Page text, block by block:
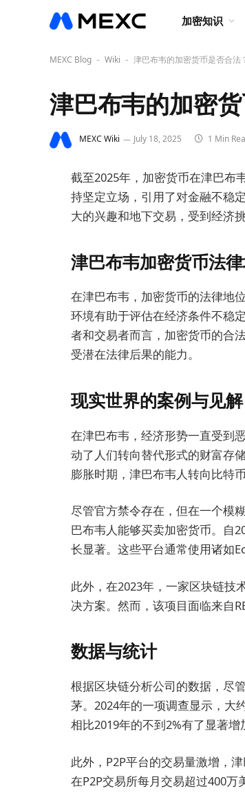
加密知识
MEXC Blog - Wiki - 津巴布韦的加密货币是否合法
津巴布韦的加密
MEXC Wiki July 18, 2025 1 Min
截至2025年，加密货币在津巴布
持坚定立场，引用了对金融不稳
大的兴趣和地下交易，受到经济
津巴布韦加密货币法
在津巴布韦，加密货币的法律地
环境有助于评估在经济条件不稳
者和交易者而言，加密货币的合
受潜在法律后果的能力。
现实世界的案例与见解
在津巴布韦，经济形势一直受到
动了人们转向替代形式的财富存
膨胀时期，津巴布韦人转向比特
尽管官方禁令存在，但在一个模
巴布韦人能够买卖加密货币。自
长显著。这些平台通常使用诸如
此外，在2023年，一家区块链技
决方案。然而，该项目面临来自
数据与统计
根据区块链分析公司的数据，尽
茅。2024年的一项调查显示，大
相比2019年的不到2%有了显著
此外，P2P平台的交易量激增，
在P2P交易所每月交易超过400万